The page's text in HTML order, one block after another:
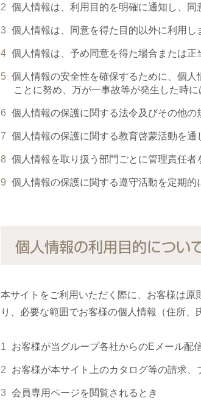
個人情報は、利用目的を明確に通知し、同
個人情報は、同意を得た目的以外に利用し
個人情報は、予め同意を得た場合または正
個人情報の安全性を確保するために、個
ことに努め、万が一事故等が発生した時
個人情報の保護に関する法令及びその他の
個人情報の保護に関する教育啓蒙活動を通
個人情報を取り扱う部門ごとに管理責任者
個人情報の保護に関する遵守活動を定期的
個人情報の利用目的につい
本サイトをご利用いただく際に、お客様は
り、必要な範囲でお客様の個人情報（住所、
お客様が当グループ各社からのEメール配
お客様が本サイト上のカタログ等の請求
会員専用ページを閲覧されるとき